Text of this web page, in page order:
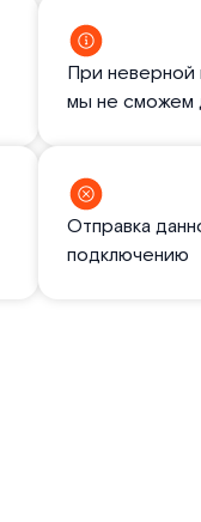
При
мы не сможем
Отправка
подключению